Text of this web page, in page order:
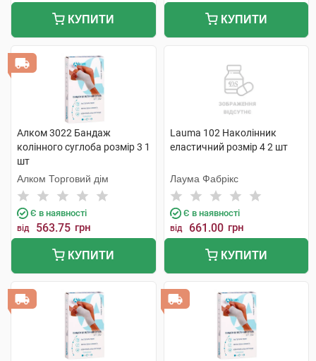
КУПИТИ КУПИТИ
Алком 3022 Бандаж
колінного суглоба розмір 3 1
шт
Алком Торговий дім
Є в наявності
від 563.75 грн
КУПИТИ
Lauma 102 Наколінник
еластичний розмір 4 2 шт
Лаума Фабрікс
Є в наявності
від 661.00 грн
КУПИТИ